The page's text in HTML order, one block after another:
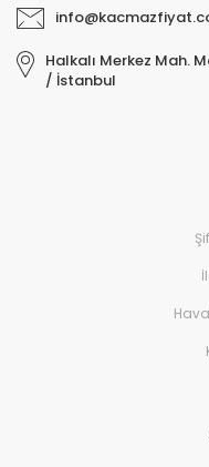
Halkalı Merkez Mah.
/ İstanbul